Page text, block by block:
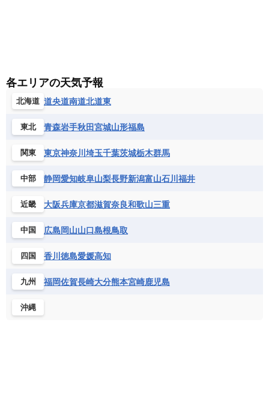
各エリアの天気予報
北海道 道央道南道北道東
東北 青森岩手秋田宮城山形福島
関東 東京神奈川 埼玉千葉茨城栃木群馬
中部 静岡愛知岐阜山梨長野新潟富山石川 福井
近畿 大阪兵庫京都滋賀奈良和歌山三重
中国 広島岡山山口島根鳥取
四国 香川 徳島愛媛高知
九州 福岡佐賀長崎大分熊本宮崎鹿児島
沖縄